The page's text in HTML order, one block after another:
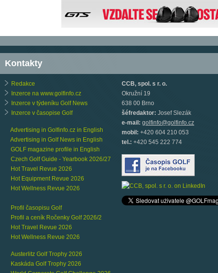
Kontakty
Redakce
Inzerce na www.golfinfo.cz
Inzerce v týdeníku Golf News
Inzerce v časopise Golf
Advertising in Golfinfo.cz in English
Advertising in Golf News in English
GOLF magazine profile in English
Czech Golf Guide - Yearbook 2026/27
Hot Travel Revue 2026
Hot Equipment Revue 2026
Hot Wellness Revue 2026
Profil časopisu Golf
Profil a ceník Ročenky Golf 2026/2
Hot Travel Revue 2026
Hot Wellness Revue 2026
Austerlitz Golf Trophy 2026
Kaskáda Golf Trophy 2026
CCB, spol. s r. o.
Okružní 19
638 00 Brno
šéfredaktor: Josef Slezák
e-mail: golfinfo@golfinfo.cz
mobil: +420 604 210 053
tel.: +420 545 222 774